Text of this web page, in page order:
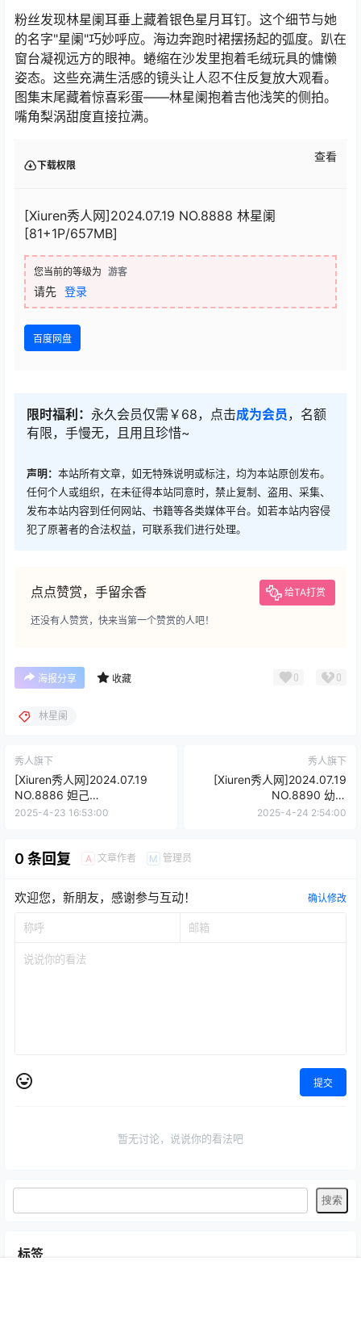
粉丝发现林星阑耳垂上藏着银色星月耳钉。这个细节与她
的名字"星阑"巧妙呼应。海边奔跑时裙摆扬起的弧度。趴在
窗台凝视远方的眼神。蜷缩在沙发里抱着毛绒玩具的慵懒
姿态。这些充满生活感的镜头让人忍不住反复放大观看。
图集末尾藏着惊喜彩蛋——林星阑抱着吉他浅笑的侧拍。
嘴角梨涡甜度直接拉满。
下载权限
查看
[Xiuren秀人网]2024.07.19 NO.8888 林星阑
[81+1P/657MB]
您当前的等级为 游客
请先 登录
百度网盘
限时福利： 永久会员仅需￥68，点击成为会员 ，名额
有限，手慢无，且用且珍惜~
声明： 本站所有文章，如无特殊说明或标注，均为本站原创发布。
任何个人或组织，在未征得本站同意时，禁止复制、盗用、采集、
发布本站内容到任何网站、书籍等各类媒体平台。如若本站内容侵
犯了原著者的合法权益，可联系我们进行处理。
点点赞赏，手留余香 给TA打赏
还没有人赞赏，快来当第一个赞赏的人吧！
海报分享 收藏 0 0
林星阑
秀人旗下
[Xiuren秀人网]2024.07.19
NO.8886 妲己
_Toxic[73+1P/662MB]
2025-4-23 16:53:00
秀人旗下
[Xiuren秀人网]2024.07.19
NO.8890 幼幼
[80+1P/703MB]
2025-4-24 2:54:00
0 条回复 A 文章作者 M 管理员
欢迎您，新朋友，感谢参与互动！ 确认修改
提交
暂无讨论，说说你的看法吧
标签